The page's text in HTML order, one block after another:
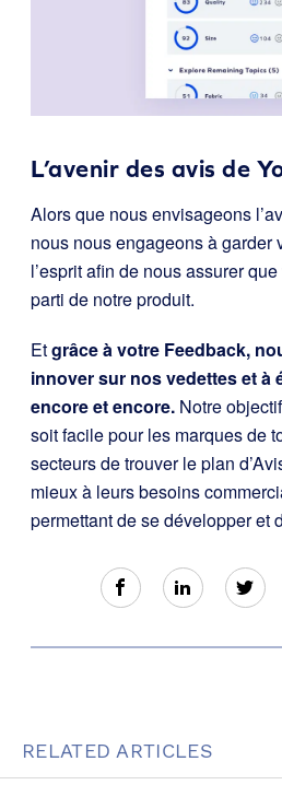
L’avenir des avis de
Alors que nous envisageons
nous nous engageons à garder
l’esprit afin de nous assurer
parti de notre produit.
Etgrâce à votre Feedback,
innover sur nos vedettes et à
encore et encore. Notre
soit facile pour les marques de
secteurs de trouver le plan
mieux à leurs besoins
permettant de se développer et
RELATED ARTICLES